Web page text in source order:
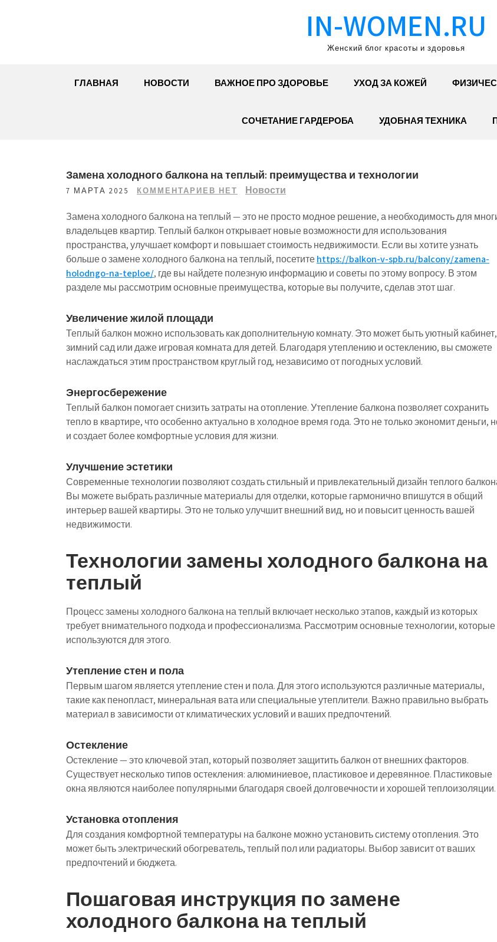
IN-WOMEN.RU
Женский блог красоты и здоровья
ГЛАВНАЯ НОВОСТИ ВАЖНОЕ ПРО ЗДОРОВЬЕ УХОД ЗА КОЖЕЙ
СОЧЕТАНИЕ ГАРДЕРОБА УДОБНАЯ ТЕХНИКА
Замена холодного балкона на теплый: преимущества и технологии
7 МАРТА 2025 КОММЕНТАРИЕВ НЕТ Новости
Замена холодного балкона на теплый — это не просто модное решение, а необходимость для
владельцев квартир. Теплый балкон открывает новые возможности для использования
пространства, улучшает комфорт и повышает стоимость недвижимости. Если вы хотите узнать
больше о замене холодного балкона на теплый, посетитеhttps://balkon-v-spb.ru/balcony/zamena-
holodngo-na-teploe/, где вы найдете полезную информацию и советы по этому вопросу. В этом
разделе мы рассмотрим основные преимущества, которые вы получите, сделав этот шаг.
Увеличение жилой площади
Теплый балкон можно использовать как дополнительную комнату. Это может быть уютный кабинет,
зимний сад или даже игровая комната для детей. Благодаря утеплению и остеклению, вы сможете
наслаждаться этим пространством круглый год, независимо от погодных условий.
Энергосбережение
Теплый балкон помогает снизить затраты на отопление. Утепление балкона позволяет сохранить
тепло в квартире, что особенно актуально в холодное время года. Это не только экономит деньги,
и создает более комфортные условия для жизни.
Улучшение эстетики
Современные технологии позволяют создать стильный и привлекательный дизайн теплого
Вы можете выбрать различные материалы для отделки, которые гармонично впишутся в общий
интерьер вашей квартиры. Это не только улучшит внешний вид, но и повысит ценность вашей
недвижимости.
Технологии замены холодного балкона на
теплый
Процесс замены холодного балкона на теплый включает несколько этапов, каждый из которых
требует внимательного подхода и профессионализма. Рассмотрим основные технологии, которые
используются для этого.
Утепление стен и пола
Первым шагом является утепление стен и пола. Для этого используются различные материалы,
такие как пенопласт, минеральная вата или специальные утеплители. Важно правильно выбрать
материал в зависимости от климатических условий и ваших предпочтений.
Остекление
Остекление — это ключевой этап, который позволяет защитить балкон от внешних факторов.
Существует несколько типов остекления: алюминиевое, пластиковое и деревянное. Пластиковые
окна являются наиболее популярными благодаря своей долговечности и хорошей теплоизоляции.
Установка отопления
Для создания комфортной температуры на балконе можно установить систему отопления. Это
может быть электрический обогреватель, теплый пол или радиаторы. Выбор зависит от ваших
предпочтений и бюджета.
Пошаговая инструкция по замене
холодного балкона на теплый